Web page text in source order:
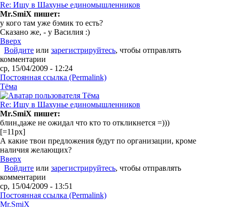
Re: Ищу в Шахунье единомышленников
Mr.SmiX пишет:
у кого там уже бэмик то есть?
Сказано же, - у Василия :)
Вверх
Войдите или зарегистрируйтесь, чтобы отправлять
комментарии
ср, 15/04/2009 - 12:24
Постоянная ссылка (Permalink)
Tёма
Re: Ищу в Шахунье единомышленников
Mr.SmiX пишет:
блин,даже не ожидал что кто то откликнется =)))
[=11px]
А какие твои предложения будут по организации, кроме
наличия желающих?
Вверх
Войдите или зарегистрируйтесь, чтобы отправлять
комментарии
ср, 15/04/2009 - 13:51
Постоянная ссылка (Permalink)
Mr.SmiX